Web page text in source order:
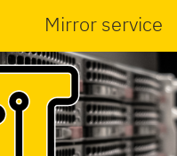
Mirror service